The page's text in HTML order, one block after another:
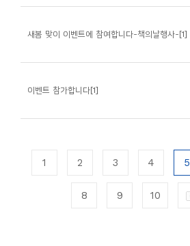
새봄 맞이 이벤트에 참여합니다-책의날행사-[1]
이벤트 참가합니다[1]
1 2 3 4 5
8 9 10